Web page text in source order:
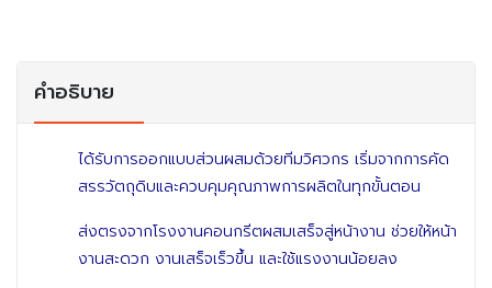
คำอธิบาย
ได้รับการออกแบบส่วนผสมด้วยทีมวิศวกร เริ่มจากการคัด
สรรวัตถุดิบและควบคุมคุณภาพการผลิตในทุกขั้นตอน
ส่งตรงจากโรงงานคอนกรีตผสมเสร็จสู่หน้างาน ช่วยให้หน้า
งานสะดวก งานเสร็จเร็วขึ้น และใช้แรงงานน้อยลง